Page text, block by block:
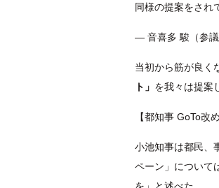
同様の提案をされ
— 音喜多 駿（参
当初から筋が良く
ト」 を我々は提案
【都知事 GoTo改
小池知事は都民、
ペーン」について